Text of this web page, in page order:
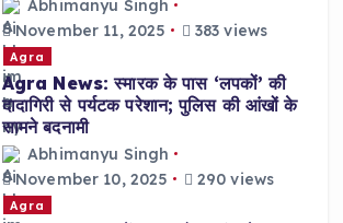
Abhimanyu Singh
November 11, 2025
383 views
Agra
Agra News: स्मारक के पास ‘लपकों’ की
दादागिरी से पर्यटक परेशान; पुलिस की आंखों के
सामने बदनामी
Abhimanyu Singh
November 10, 2025
290 views
Agra